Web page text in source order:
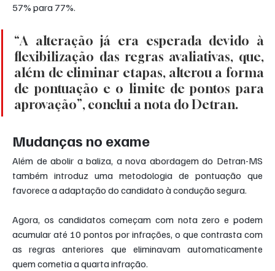
57% para 77%.
“A alteração já era esperada devido à
flexibilização das regras avaliativas, que,
além de eliminar etapas, alterou a forma
de pontuação e o limite de pontos para
aprovação”, conclui a nota do Detran.
Mudanças no exame
Além de abolir a baliza, a nova abordagem do Detran-MS
também introduz uma metodologia de pontuação que
favorece a adaptação do candidato à condução segura.
Agora, os candidatos começam com nota zero e podem
acumular até 10 pontos por infrações, o que contrasta com
as regras anteriores que eliminavam automaticamente
quem cometia a quarta infração.